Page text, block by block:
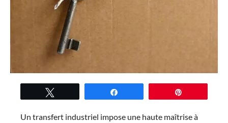
Un transfert industriel impose une haute maîtrise à